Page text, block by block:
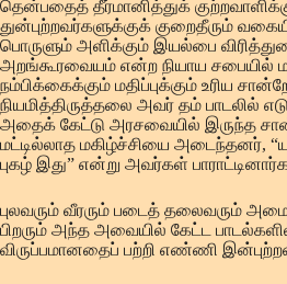
தென்பதைத் தீர்மானித்துக்
துன்புற்றவர்களுக்குக் குறைதீரும்
பொருளும் அளிக்கும் இயல்பை
அறங்கூரவையம் என்ற நியாய சபையில்
நம்பிக்கைக்கும் மதிப்புக்கும் உரிய
நியமித்திருத்தலை அவர் தம் பாடலில்
அதைக் கேட்டு அரசவையில் இருந்த
மட்டில்லாத மகிழ்ச்சியை அடைந்தனர்,
புகழ் இது” என்று அவர்கள்
புலவரும் வீரரும் படைத் தலைவரும்
பிறரும் அந்த அவையில் கேட்ட
விருப்பமானதைப் பற்றி எண்ணி